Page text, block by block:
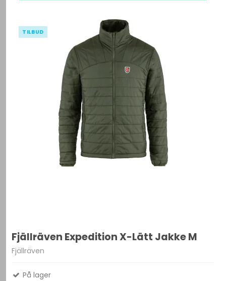
TILBUD
Fjällräven Expedition X-Lätt Jakke M
Fjällräven
På lager